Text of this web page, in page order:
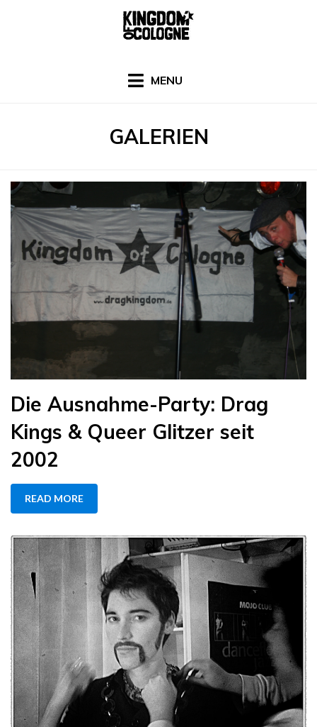
MENU
ARCHIV
:
GALERIEN
Die Ausnahme-Party: Drag
Kings & Queer Glitzer seit
2002
READ MORE